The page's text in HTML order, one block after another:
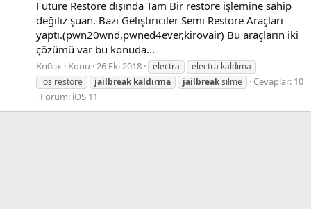
Future Restore dışında Tam Bir restore işlemine sahip
değiliz şuan. Bazı Geliştiriciler Semi Restore Araçları
yaptı.(pwn20wnd,pwned4ever,kirovair) Bu araçların iki
çözümü var bu konuda...
Kn0ax Konu 26 Eki 2018 electra
electra kaldıma
ios restore
jailbreak kaldırma jailbreaksilme
Cevaplar: 10
Forum: iOS 11